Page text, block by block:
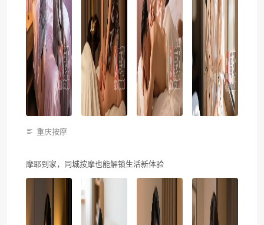
重庆按摩
摩耶到家，同城按摩也能解锁生活新体验